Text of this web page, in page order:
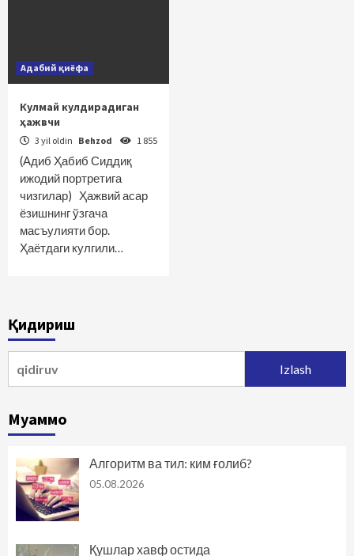
Адабий қиёфа
Кулмай кулдирадиган
ҳажвчи
3 yil oldin Behzod 1 855
(Адиб Ҳабиб Сиддиқ
ижодий портретига
чизгилар) Ҳажвий асар
ёзишнинг ўзгача
масъулияти бор.
Ҳаётдаги кулгили…
Қидириш
Муаммо
Алгоритм ва тил: ким ғолиб?
05.08.2026
Қушлар хавф остида